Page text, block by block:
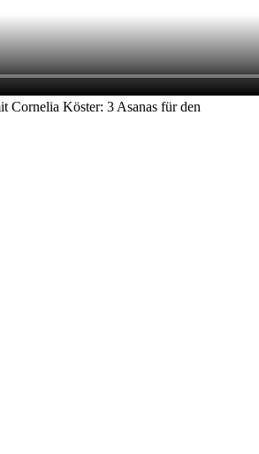
Cornelia Köster: 3 Asanas für den